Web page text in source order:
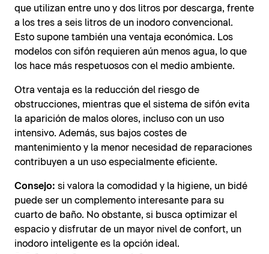
que utilizan entre uno y dos litros por descarga, frente
a los tres a seis litros de un inodoro convencional.
Esto supone también una ventaja económica. Los
modelos con sifón requieren aún menos agua, lo que
los hace más respetuosos con el medio ambiente.
Otra ventaja es la reducción del riesgo de
obstrucciones, mientras que el sistema de sifón evita
la aparición de malos olores, incluso con un uso
intensivo. Además, sus bajos costes de
mantenimiento y la menor necesidad de reparaciones
contribuyen a un uso especialmente eficiente.
Consejo: si valora la comodidad y la higiene, un bidé
puede ser un complemento interesante para su
cuarto de baño. No obstante, si busca optimizar el
espacio y disfrutar de un mayor nivel de confort, un
inodoro inteligente es la opción ideal.